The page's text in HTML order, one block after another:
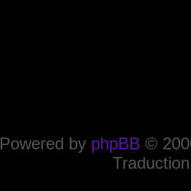
Powered by phpBB ©